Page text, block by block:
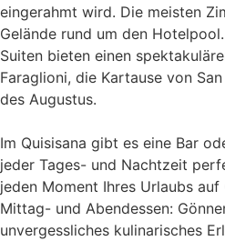
eingerahmt wird. Die meisten
Gelände rund um den
Suiten bieten einen
Faraglioni, die Kartause von
des Augustus.
Im Quisisana gibt es eine Bar
jeder Tages- und Nachtzeit
jeden Moment Ihres Urlaubs
Mittag- und Abendessen:
unvergessliches kulinarisches